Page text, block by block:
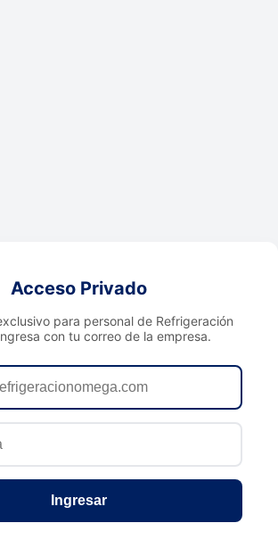
Acceso Privado
para personal de Refrigeración
con tu correo de la empresa.
Ingresar